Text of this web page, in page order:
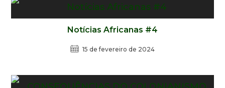
Notícias Africanas #4
15 de fevereiro de 2024